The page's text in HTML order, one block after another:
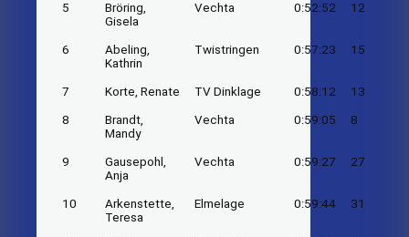
5
Bröring,
Gisela
Vechta 0:52:52 12
6
Abeling,
Kathrin
Twistringen 0:57:23 15
7 Korte, Renate TV Dinklage 0:58:12 13
8
Brandt,
Mandy
Vechta 0:59:05 8
9
Gausepohl,
Anja
Vechta 0:59:27 27
10
Arkenstette,
Teresa
Elmelage 0:59:44 31